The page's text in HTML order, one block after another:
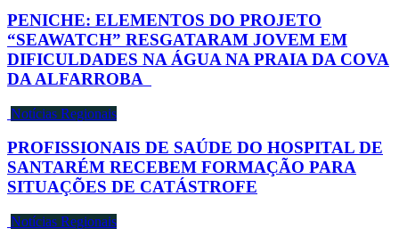
PENICHE: ELEMENTOS DO PROJETO
“SEAWATCH” RESGATARAM JOVEM EM
DIFICULDADES NA ÁGUA NA PRAIA DA COVA
DA ALFARROBA
Notícias Regionais
PROFISSIONAIS DE SAÚDE DO HOSPITAL DE
SANTARÉM RECEBEM FORMAÇÃO PARA
SITUAÇÕES DE CATÁSTROFE
Notícias Regionais